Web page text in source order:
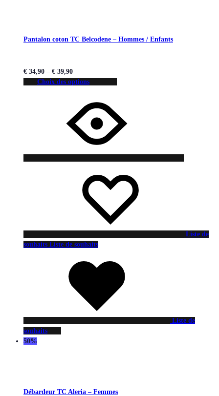
Pantalon coton TC Belcodene – Hommes / Enfants
€ 34,90 – € 39,90
Choix des options
Liste de
souhaits Liste de souhaits
Liste de
souhaits
50%
Débardeur TC Aleria – Femmes